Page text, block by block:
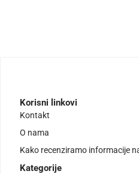
Korisni linkovi
Kontakt
O nama
Kako recenziramo informacije
Kategorije